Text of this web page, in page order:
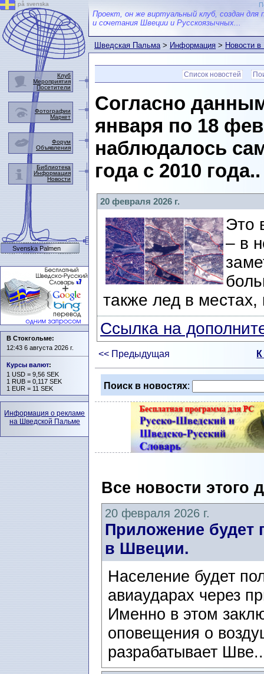
Проект, он же виртуальный клуб, создан для
и сочетания Швеции и Русскоязычных...
Шведская Пальма>Информация>Новости
Список новостей
Согласно
января по 18
наблюдалось
года с 2010 года..
20 февраля 2026 г.
Это
– в
также лед в
Ссылка на
<< Предыдущая
Поиск в новостях:
Все новости этого
20 февраля 2026 г.
Приложение будет
в Швеции.
Население будет
авиаударах через
Именно в этом
оповещения о
разрабатывает
på svenska
Клуб
Мероприятия
Посетители
Фотографии
Маркет
Форум
Объявления
Библиотека
Информация
Новости
Svenska Palmen
В Стокгольме:
12:43 6 августа 2026 г.
Курсы валют:
1 USD = 9,56 SEK
1 RUB = 0,117 SEK
1 EUR = 11 SEK
Информация о рекламе
на Шведской Пальме